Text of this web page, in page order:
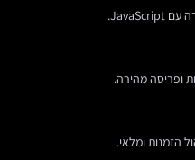
ופריסה מהירה.
הזמנות ומלאי.